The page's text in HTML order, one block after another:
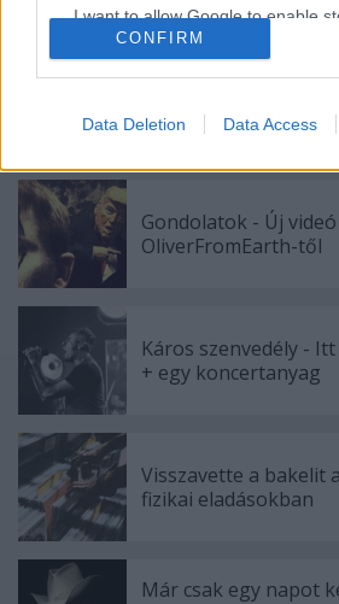
I want to allow Google to enable
related to personalization.
related to security, including
functionality and fraud prevention,
user protection.
CONFIRM
Data Deletion Data Access
Ajánlott bejegyzések:
Gondolatok - Új videó
OliverFromEarth-től
Káros szenvedély -
+ egy koncertanyag
Visszavette a bakelit
fizikai eladásokban
Már csak egy napot